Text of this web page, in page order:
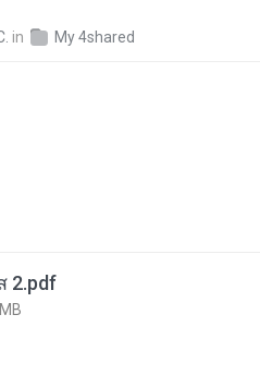
in My 4shared
2.pdf